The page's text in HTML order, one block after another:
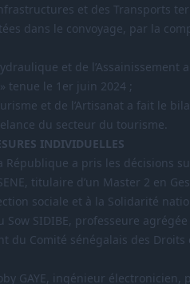
et des Transports
dans le convoyage, par la
et de
tenue le 1er juin 2024 ;
et de l’Artisanat a fait le
du secteur du tourisme.
INDIVIDUELLES
République a pris les décisions
titulaire d’un Master 2 en
sociale et à la Solidarité
Sow SIDIBE, professeure
du Comité sénégalais des
GAYE, ingénieur